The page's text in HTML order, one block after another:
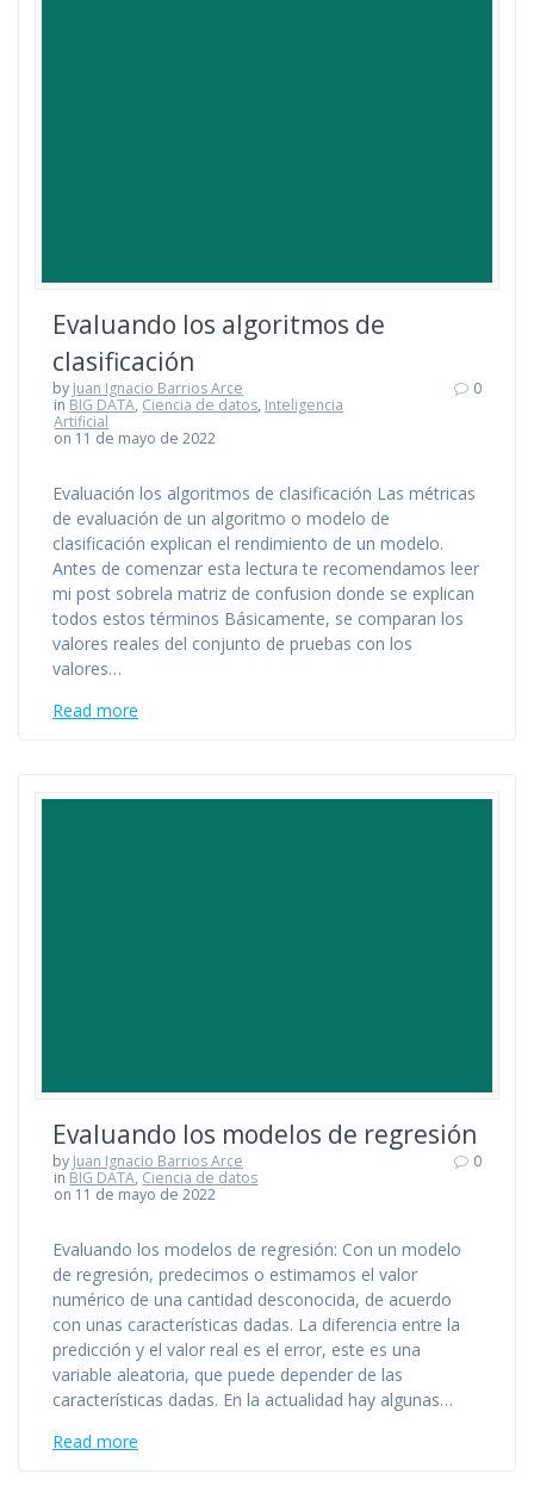
Evaluando los algoritmos de
clasificación
by Juan Ignacio Barrios Arce
in BIG DATA, Ciencia de datos, Inteligencia
Artificial
on 11 de mayo de 2022
0
Evaluación los algoritmos de clasificación Las métricas
de evaluación de un algoritmo o modelo de
clasificación explican el rendimiento de un modelo.
Antes de comenzar esta lectura te recomendamos leer
mi post sobrela matriz de confusion donde se explican
todos estos términos Básicamente, se comparan los
valores reales del conjunto de pruebas con los
valores…
Read more
Evaluando los modelos de regresión
by Juan Ignacio Barrios Arce
in BIG DATA, Ciencia de datos
on 11 de mayo de 2022
0
Evaluando los modelos de regresión: Con un modelo
de regresión, predecimos o estimamos el valor
numérico de una cantidad desconocida, de acuerdo
con unas características dadas. La diferencia entre la
predicción y el valor real es el error, este es una
variable aleatoria, que puede depender de las
características dadas. En la actualidad hay algunas…
Read more